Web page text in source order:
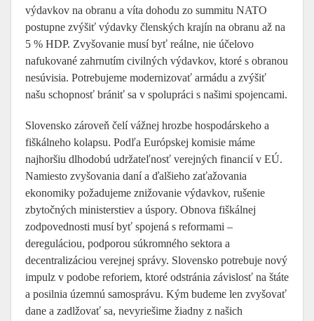
výdavkov na obranu a víta dohodu zo summitu NATO
postupne zvýšiť výdavky členských krajín na obranu až na
5 % HDP. Zvyšovanie musí byť reálne, nie účelovo
nafukované zahrnutím civilných výdavkov, ktoré s obranou
nesúvisia. Potrebujeme modernizovať armádu a zvýšiť
našu schopnosť brániť sa v spolupráci s našimi spojencami.
Slovensko zároveň čelí vážnej hrozbe hospodárskeho a
fiškálneho kolapsu. Podľa Európskej komisie máme
najhoršiu dlhodobú udržateľnosť verejných financií v EÚ.
Namiesto zvyšovania daní a ďalšieho zaťažovania
ekonomiky požadujeme znižovanie výdavkov, rušenie
zbytočných ministerstiev a úspory. Obnova fiškálnej
zodpovednosti musí byť spojená s reformami –
dereguláciou, podporou súkromného sektora a
decentralizáciou verejnej správy. Slovensko potrebuje nový
impulz v podobe reforiem, ktoré odstránia závislosť na štáte
a posilnia územnú samosprávu. Kým budeme len zvyšovať
dane a zadlžovať sa, nevyriešime žiadny z našich